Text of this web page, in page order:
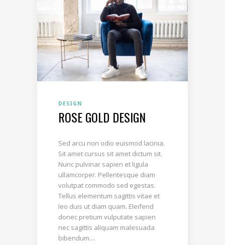
DESIGN
ROSE GOLD DESIGN
Sed arcu non odio euismod lacinia.
Sit amet cursus sit amet dictum sit.
Nunc pulvinar sapien et ligula
ullamcorper. Pellentesque diam
volutpat commodo sed egestas.
Tellus elementum sagittis vitae et
leo duis ut diam quam. Eleifend
donec pretium vulputate sapien
nec sagittis aliquam malesuada
bibendum....